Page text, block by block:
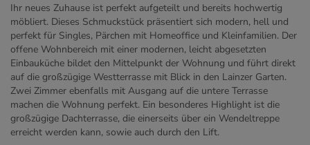
Ihr neues Zuhause ist perfekt aufgeteilt und bereits hochwertig
möbliert. Dieses Schmuckstück präsentiert sich modern, hell und
perfekt für Singles, Pärchen mit Homeoffice und Kleinfamilien. Der
offene Wohnbereich mit einer modernen, leicht abgesetzten
Einbauküche bildet den Mittelpunkt der Wohnung und führt direkt
auf die großzügige Westterrasse mit Blick in den Lainzer Garten.
Zwei Zimmer ebenfalls mit Ausgang auf die untere Terrasse
machen die Wohnung perfekt. Ein besonderes Highlight ist die
großzügige Dachterrasse, die einerseits über ein Wendeltreppe
erreicht werden kann, sowie auch durch den Lift.